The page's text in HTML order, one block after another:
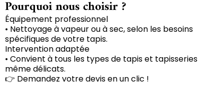
Pourquoi nous choisir ?
Équipement professionnel
• Nettoyage à vapeur ou à sec, selon les besoins
spécifiques de votre tapis.
Intervention adaptée
• Convient à tous les types de tapis et tapisseries
même délicats.
👉 Demandez votre devis en un clic !